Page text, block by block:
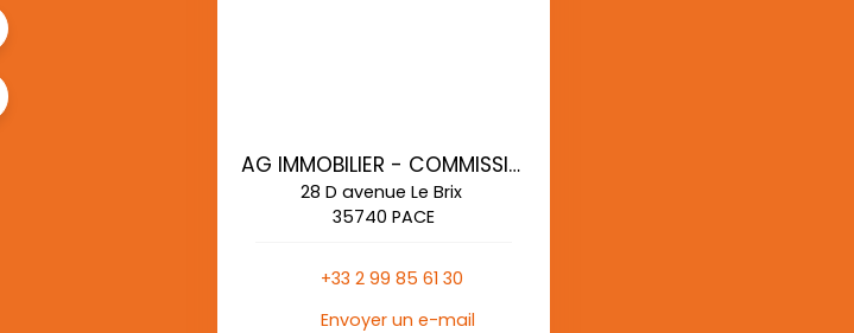
AG IMMOBILIER - COMMISSIONS REDUITES
28 D avenue Le Brix
35740 PACE
+33 2 99 85 61 30
Envoyer un e-mail